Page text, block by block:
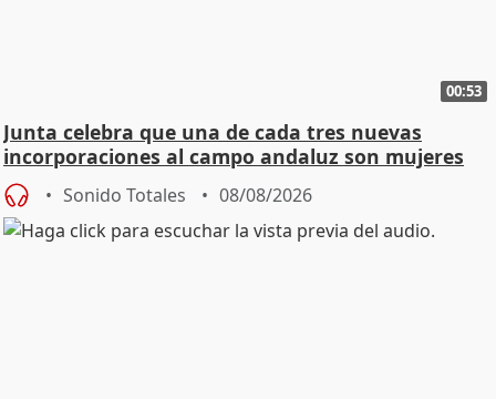
00:53
Junta celebra que una de cada tres nuevas
incorporaciones al campo andaluz son mujeres
jóvenes
Sonido Totales 08/08/2026